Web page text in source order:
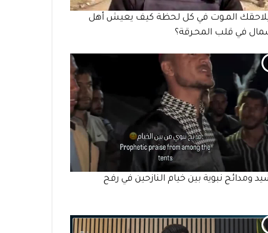
المـوت في كل لحظة كيف يعيش أهل
في قلب المحـرقة؟
ومدائح نبوية بين خيام النازحين في رفح